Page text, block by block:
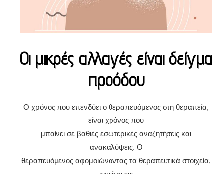
Οι μικρές αλλαγές είναι δείγμα
προόδου
Ο χρόνος που επενδύει ο θεραπευόμενος στη θεραπεία,
είναι χρόνος που
μπαίνει σε βαθιές εσωτερικές αναζητήσεις και
ανακαλύψεις. Ο
θεραπευόμενος αφομοιώνοντας τα θεραπευτικά στοιχεία,